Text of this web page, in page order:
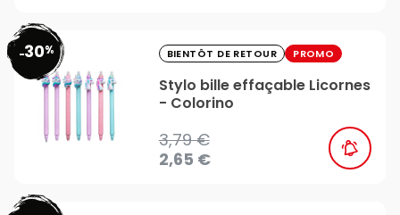
-30% BIENTÔT DE RETOUR PROMO
Stylo bille effaçable Licornes
- Colorino
3,79 €
2,65 €